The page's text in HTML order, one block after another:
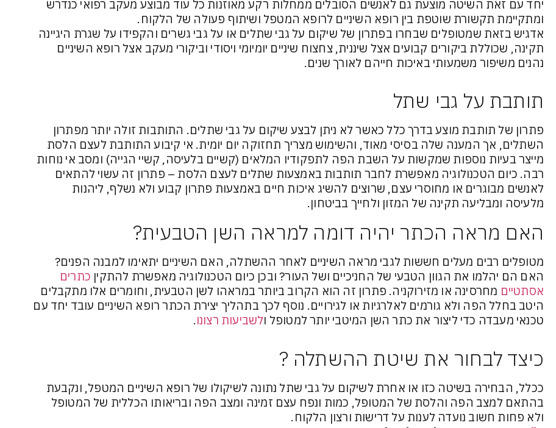
יחד עם זאת השיטה מוצעת גם לאנשים הסובלים ממחלות רקע מאוזנות כל עוד מבוצע מעקב רפואי כנדרש
ומתקיימת תקשורת שוטפת בין רופא השיניים לרופא המטפל ושיתוף פעולה של הלקוח.
אדגיש בזאת שמטופלים שבחרו בפתרון של שיקום על גבי שתלים או על גבי גשרים והקפידו על שגרת היגיינה
תקינה, שכוללת ביקורים קבועים אצל שיננית, צחצוח שיניים יומיומי ויסודי וביקורי מעקב אצל רופא השיניים
נהנים משיפור משמעותי באיכות חייהם לאורך שנים.
תותבת על גבי שתל
פתרון של תותבת מוצע בדרך כלל כאשר לא ניתן לבצע שיקום על גבי שתלים. התותבות זולה יותר מפתרון
השתלים, אך המענה שלה בסיסי מאוד, והשימוש מצריך תחזוקה יום יומית. אי קיבוע התותבת לעצם הלסת
מייצר בעיות נוספות שמקשות על השבת הפה לתפקודיו המלאים (קשיים בלעיסה, קשיי הגייה) ומסב אי נוחות
רבה. כיום הטכנולוגיה מאפשרת לחבר תותבות באמצעות שתלים לעצם הלסת – פתרון זה עשוי להתאים
לאנשים מבוגרים או מחוסרי עצם, שרוצים להשיג איכות חיים באמצעות פתרון קבוע ולא נשלף, ליהנות
מלעיסה ומבליעה תקינה של המזון ולחייך בביטחון.
האם מראה הכתר יהיה דומה למראה השן הטבעית?
מטופלים רבים מעלים חששות לגבי מראה השיניים לאחר ההשתלה, האם השיניים יתאימו למבנה הפנים?
האם הם יהלמו את הגוון הטבעי של החניכיים ושל העור? ובכן כיום הטכנולוגיה מאפשרת להתקין כתרים
אסתטיים מחרסינה או מזירוקניה. פתרון זה הוא הקרוב ביותר במראהו לשן הטבעית, וחומרים אלו מתקבלים
היטב בחלל הפה ולא גורמים לאלרגיות או לגירויים. נוסף לכך בתהליך יצירת הכתר רופא השיניים עובד יחד עם
טכנאי מעבדה כדי ליצור את כתר השן המיטבי יותר למטופל ולשביעות רצונו.
כיצד לבחור את שיטת ההשתלה ?
ככלל, הבחירה בשיטה כזו או אחרת לשיקום על גבי שתל נתונה לשיקולו של רופא השיניים המטפל, ונקבעת
בהתאם למצב הפה והלסת של המטופל, כמות ונפח עצם זמינה ומצב הפה ובריאותו הכללית של המטופל
ולא פחות חשוב נועדה לענות על דרישות ורצון הלקוח.